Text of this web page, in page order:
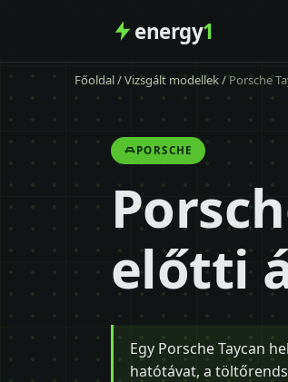
energy1
Főoldal/Vizsgált modellek/Porsche
PORSCHE
előtti
Egy Porsche Taycan
hatótávat, a